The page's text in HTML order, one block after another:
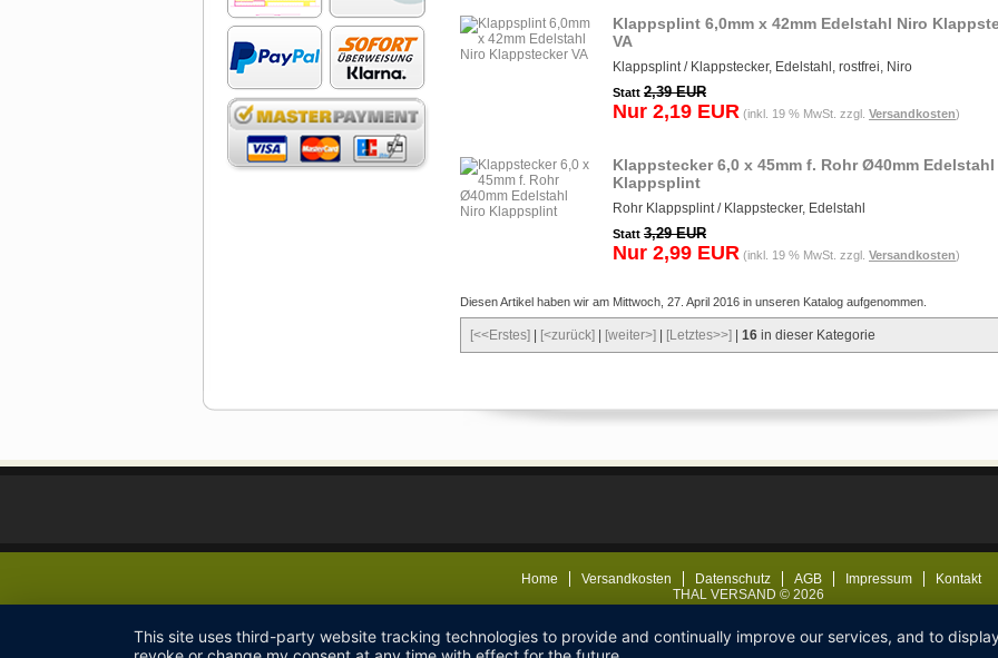
Klappsplint 6,0mm x 42mm Edelstahl Niro
VA
Klappsplint / Klappstecker, Edelstahl, rostfrei, Niro
Statt 2,39 EUR
Nur 2,19 EUR (inkl. 19 % MwSt. zzgl. Versandkosten)
Klappstecker 6,0 x 45mm f. Rohr Ø40mm Edelstahl
Klappsplint
Rohr Klappsplint / Klappstecker, Edelstahl
Statt 3,29 EUR
Nur 2,99 EUR (inkl. 19 % MwSt. zzgl. Versandkosten)
Diesen Artikel haben wir am Mittwoch, 27. April 2016 in unseren Katalog aufgenommen.
[<<Erstes] [<zurück] [weiter>] [Letztes>>] 16 in dieser Kategorie
Home Versandkosten Datenschutz AGB Impressum
Kontakt
THAL VERSAND © 2026
This site uses third-party website tracking technologies to provide and continually improve our services, and to